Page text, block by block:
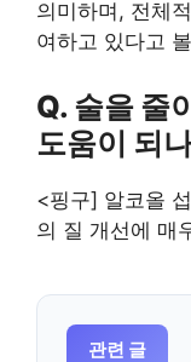
의미하며, 전체
여하고 있다고
Q. 술을 줄
도움이 되
<핑구] 알코올
의 질 개선에 매
관련 글